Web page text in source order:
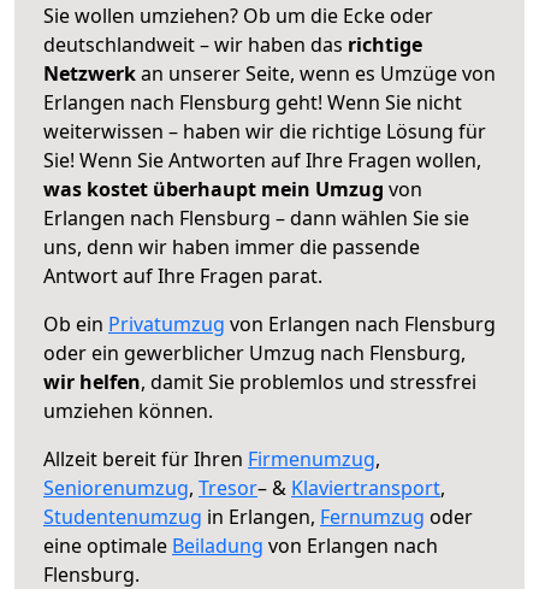
Sie wollen umziehen? Ob um die Ecke oder
deutschlandweit – wir haben das richtige
Netzwerkan unserer Seite, wenn es Umzüge von
Erlangen nach Flensburg geht! Wenn Sie nicht
weiterwissen – haben wir die richtige Lösung für
Sie! Wenn Sie Antworten auf Ihre Fragen wollen,
was kostet überhaupt mein Umzug von
Erlangen nach Flensburg – dann wählen Sie sie
uns, denn wir haben immer die passende
Antwort auf Ihre Fragen parat.
Ob ein Privatumzug von Erlangen nach Flensburg
oder ein gewerblicher Umzug nach Flensburg,
wir helfen, damit Sie problemlos und stressfrei
umziehen können.
Allzeit bereit für Ihren Firmenumzug,
Seniorenumzug, Tresor– & Klaviertransport,
Studentenumzug in Erlangen, Fernumzug oder
eine optimale Beiladung von Erlangen nach
Flensburg.